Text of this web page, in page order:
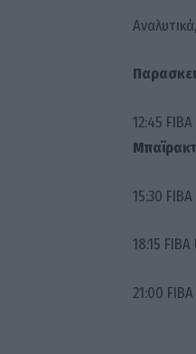
12:45
15:30
18:15
21:00